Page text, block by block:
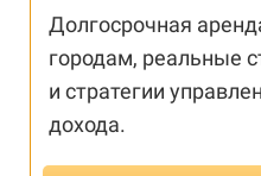
Долгосрочная
городам, реальные
и стратегии
дохода.